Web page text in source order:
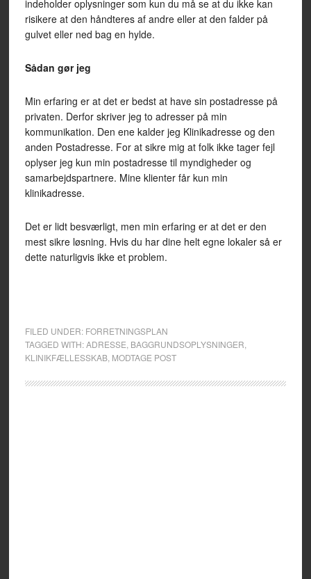
indeholder oplysninger som kun du må se at du ikke kan
risikere at den håndteres af andre eller at den falder på
gulvet eller ned bag en hylde.
Sådan gør jeg
Min erfaring er at det er bedst at have sin postadresse på
privaten. Derfor skriver jeg to adresser på min
kommunikation. Den ene kalder jeg Klinikadresse og den
anden Postadresse. For at sikre mig at folk ikke tager fejl
oplyser jeg kun min postadresse til myndigheder og
samarbejdspartnere. Mine klienter får kun min
klinikadresse.
Det er lidt besværligt, men min erfaring er at det er den
mest sikre løsning. Hvis du har dine helt egne lokaler så er
dette naturligvis ikke et problem.
FILED UNDER: FORRETNINGSPLAN
TAGGED WITH:ADRESSE BAGGRUNDSOPLYSNINGER
KLINIKFÆLLESSKAB, MODTAGE POST